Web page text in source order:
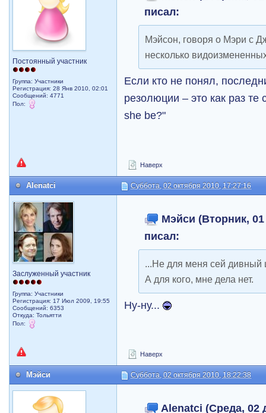
Постоянный участник
Группа: Участники
Регистрация: 28 Янв 2010, 02:01
Сообщений: 4771
Пол:
писал:
Мэйсон, говоря о Мэри с
несколько
Если кто не понял,
резолюции – это как раз
she be?"
Наверх
Alenatci Суббота, 02 октября 2010, 17:27:16
Заслуженный участник
Группа: Участники
Регистрация: 17 Июл 2009, 19:55
Сообщений: 6353
Откуда: Тольятти
Пол:
Мэйси (Вторник,
писал:
...Не для меня сей дивный
А для кого, мне дела нет.
Ну-ну...
Наверх
Мэйси Суббота, 02 октября 2010, 18:22:38
Alenatci (Среда, 02